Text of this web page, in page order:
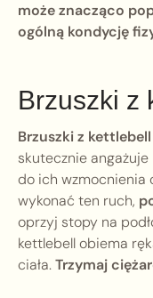
może znacząco
ogólną kondycję
Brzuszki z
Brzuszki z kettlebell
skutecznie
do ich wzmocnienia
wykonać ten ruch,
oprzyj stopy na
kettlebell obiema
ciała.Trzymaj